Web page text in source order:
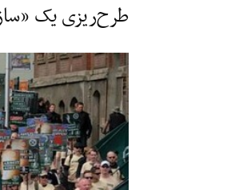
طرح‌ریزی یک